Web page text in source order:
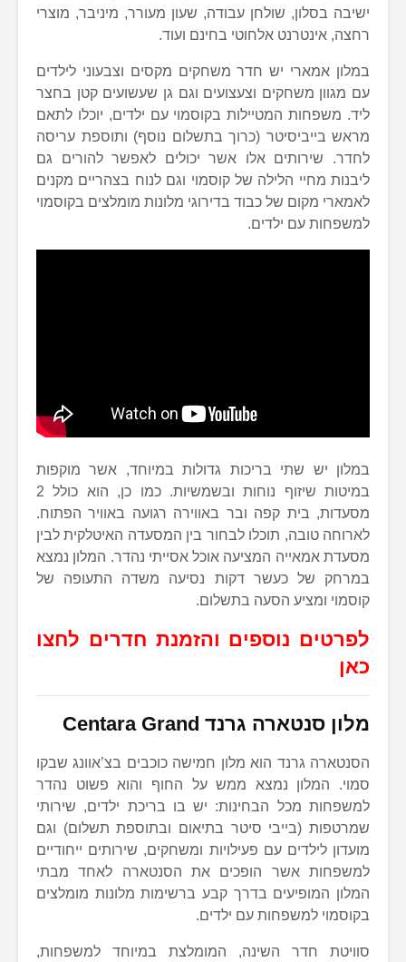
ישיבה בסלון, שולחן עבודה, שעון מעורר, מיניבר, מוצרי
רחצה, אינטרנט אלחוטי בחינם ועוד.
במלון אמארי יש חדר משחקים מקסים וצבעוני לילדים
עם מגוון משחקים וצעצועים וגם גן שעשועים קטן בחצר
ליד. משפחות המטיילות בקוסמוי עם ילדים, יוכלו לתאם
מראש בייביסיטר (כרוך בתשלום נוסף) ותוספת עריסה
לחדר. שירותים אלו אשר יכולים לאפשר להורים גם
ליבנות מחיי הלילה של קוסמוי וגם לנוח בצהריים מקנים
לאמארי מקום של כבוד בדירוגי מלונות מומלצים בקוסמוי
למשפחות עם ילדים.
במלון יש שתי בריכות גדולות במיוחד, אשר מוקפות
במיטות שיזוף נוחות ובשמשיות. כמו כן, הוא כולל 2
מסעדות, בית קפה ובר באווירה רגועה באוויר הפתוח.
לארוחה טובה, תוכלו לבחור בין המסעדה האיטלקית לבין
מסעדת אמאייה המציעה אוכל אסייתי נהדר. המלון נמצא
במרחק של כעשר דקות נסיעה משדה התעופה של
קוסמוי ומציע הסעה בתשלום.
לפרטים נוספים והזמנת חדרים לחצו
כאן
מלון סנטארה גרנד Centara Grand
הסנטארה גרנד הוא מלון חמישה כוכבים בצ’אוונג שבקו
סמוי. המלון נמצא ממש על החוף והוא פשוט נהדר
למשפחות מכל הבחינות: יש בו בריכת ילדים, שירותי
שמרטפות (בייבי סיטר בתיאום ובתוספת תשלום) וגם
מועדון לילדים עם פעילויות ומשחקים, שירותים ייחודיים
למשפחות אשר הופכים את הסנטארה לאחד מבתי
המלון המופיעים בדרך קבע ברשימות מלונות מומלצים
בקוסמוי למשפחות עם ילדים.
סוויטת חדר השינה, המומלצת במיוחד למשפחות,